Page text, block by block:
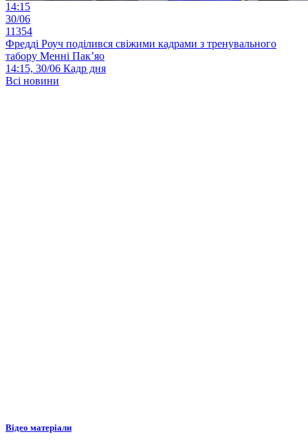
14:15
30/06
11354
Фредді Роуч поділився свіжими кадрами з тренувального
табору Менні Пак’яо
14:15, 30/06 Кадр дня
Всі новини
Відео матеріали